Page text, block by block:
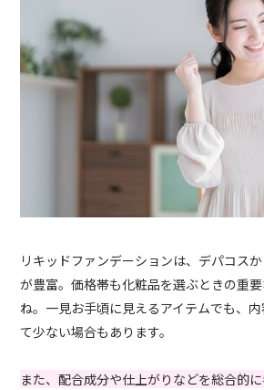
リキッドファンデーションは、デパコス
が豊富。価格帯も化粧品を選ぶときの重
ね。一見お手頃に見えるアイテムでも、
て少ない場合もあります。
また、配合成分や仕上がりなどを総合的